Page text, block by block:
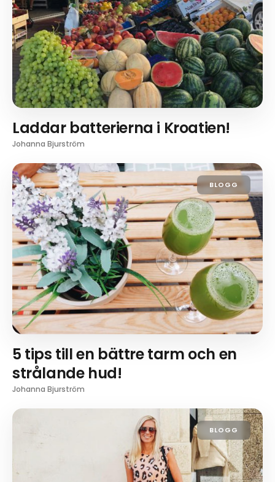
Laddar batterierna i Kroatien!
Johanna Bjurström
BLOGG
5 tips till en bättre tarm och en
strålande hud!
Johanna Bjurström
BLOGG